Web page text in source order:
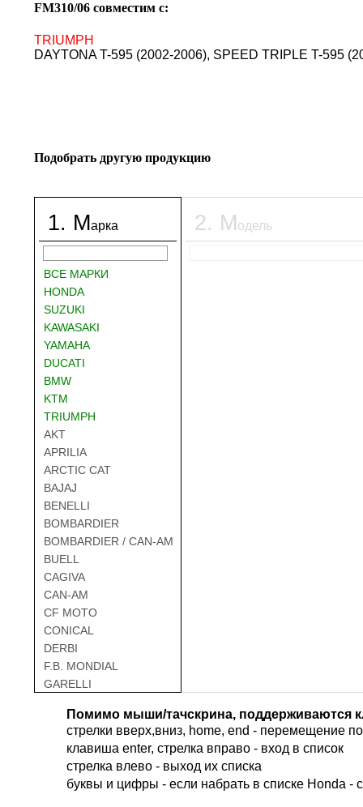
FM310/06 совместим с:
TRIUMPH
DAYTONA T-595 (2002-2006), SPEED TRIPLE T-595
Подобрать другую продукцию
1. Марка
ВСЕ МАРКИ
HONDA
SUZUKI
KAWASAKI
YAMAHA
DUCATI
BMW
KTM
TRIUMPH
AKT
APRILIA
ARCTIC CAT
BAJAJ
BENELLI
BOMBARDIER
BOMBARDIER / CAN-AM
BUELL
CAGIVA
CAN-AM
CF MOTO
CONICAL
DERBI
F.B. MONDIAL
GARELLI
GILERA
HARLEY DAVIDSON
HERO
HUSQVARNA
2. Модель
Помимо мыши/тачскрина, поддерживаются
стрелки вверх,вниз, home, end - перемещение
клавиша enter, стрелка вправо - вход в список
cтрелка влево - выход их списка
буквы и цифры - если набрать в списке Honda -